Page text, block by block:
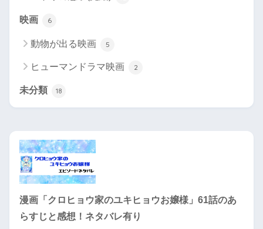
映画 6
動物が出る映画 5
ヒューマンドラマ映画 2
未分類 18
漫画「クロヒョウ家のユキヒョウお嬢様」61話のあ
らすじと感想！ネタバレ有り